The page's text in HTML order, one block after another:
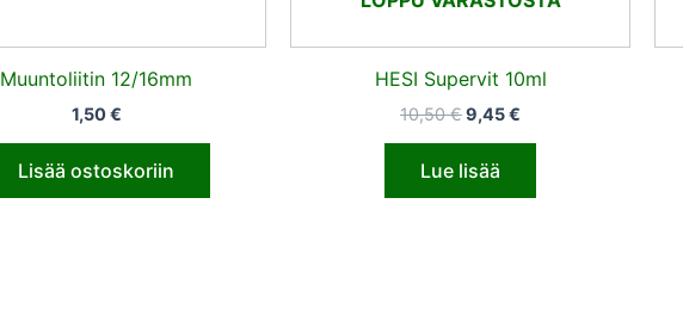
Muuntoliitin 12/16mm
1,50€
Lisää ostoskoriin
HESI Supervit 10ml
10,50€9,45€
Lue lisää